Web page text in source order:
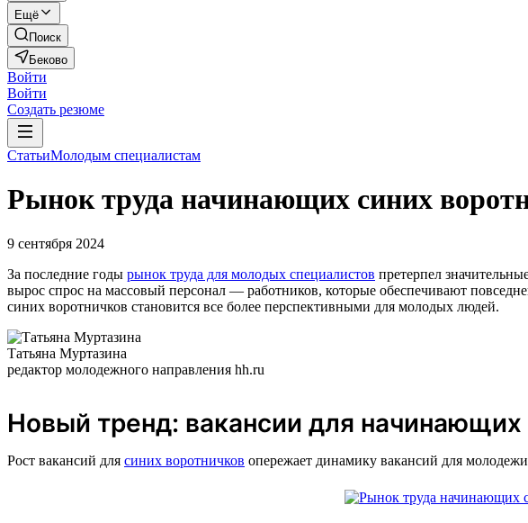
Ещё
Поиск
Беково
Войти
Войти
Создать резюме
СтатьиМолодым специалистам
Рынок труда начинающих синих
9 сентября 2024
За последние годы рынок труда для молодых специалистов претерпел
вырос спрос на массовый персонал — работников, которые обеспечивают
синих воротничков становится все более перспективными для молодых людей.
Татьяна Муртазина
редактор молодежного направления hh.ru
Новый тренд: вакансии для
Рост вакансий для синих воротничков опережает динамику вакансий для